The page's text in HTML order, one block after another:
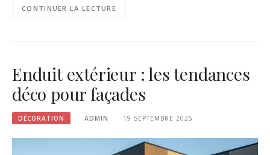
CONTINUER LA LECTURE
Enduit extérieur : les tendances
déco pour façades
DÉCORATION ADMIN 19 SEPTEMBRE 2025